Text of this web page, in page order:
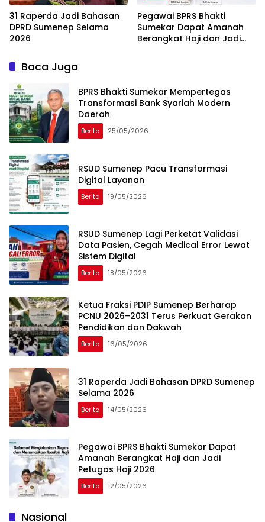
31 Raperda Jadi Bahasan
DPRD Sumenep Selama
2026
Pegawai BPRS Bhakti
Sumekar Dapat Amanah
Berangkat Haji dan Jadi
Baca Juga
BPRS Bhakti Sumekar Mempertegas
Transformasi Bank Syariah Modern
Daerah
Berita 25/05/2026
RSUD Sumenep Pacu Transformasi
Digital Layanan
Berita 19/05/2026
RSUD Sumenep Lagi Perketat Validasi
Data Pasien, Cegah Medical Error Lewat
Sistem Digital
Berita 18/05/2026
Ketua Fraksi PDIP Sumenep Berharap
PCNU 2026–2031 Terus Perkuat Gerakan
Pendidikan dan Dakwah
Berita 16/05/2026
31 Raperda Jadi Bahasan DPRD Sumenep
Selama 2026
Berita 14/05/2026
Pegawai BPRS Bhakti Sumekar Dapat
Amanah Berangkat Haji dan Jadi
Petugas Haji 2026
Berita 12/05/2026
Nasional